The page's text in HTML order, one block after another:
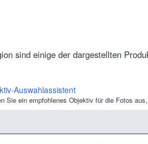
sind einige der dargestellten
Auswahlassistent
Sie ein empfohlenes Objektiv für die Fotos